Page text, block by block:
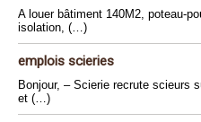
A louer bâtiment 140M2, poteau-
isolation, (…)
emplois scieries
Bonjour, – Scierie recrute scieurs
et (…)